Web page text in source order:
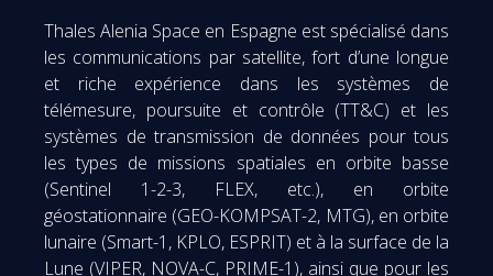
Thales Alenia Space en Espagne est spécialisé dans
les communications par satellite, fort d’une longue
et riche expérience dans les systèmes de
télémesure, poursuite et contrôle (TT&C) et les
systèmes de transmission de données pour tous
les types de missions spatiales en orbite basse
(Sentinel 1-2-3, FLEX, etc.), en orbite
géostationnaire (GEO-KOMPSAT-2, MTG), en orbite
lunaire (Smart-1, KPLO, ESPRIT) et à la surface de la
Lune (VIPER, NOVA-C, PRIME-1), ainsi que pour les